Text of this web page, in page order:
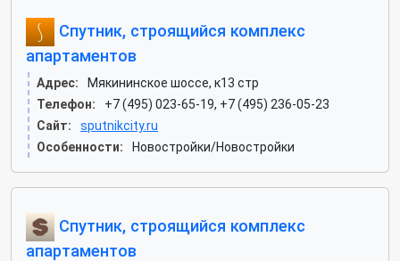
Спутник, строящийся комплекс
апартаментов
Адрес:
Мякининское шоссе, к13 стр
Телефон:
+7 (495) 023-65-19, +7 (495) 236-05-23
Сайт:
sputnikcity.ru
Особенности:
Новостройки/Новостройки
Спутник, строящийся комплекс
апартаментов